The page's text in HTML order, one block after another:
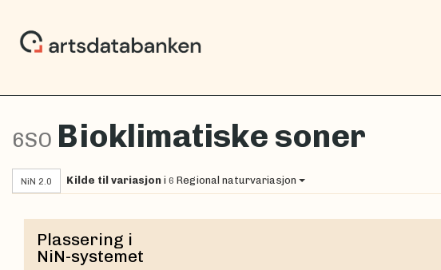
6SO Bioklimatiske soner
NiN 2.0 Kilde til variasjon i 6 Regional naturvariasjon
Plassering i
NiN-systemet